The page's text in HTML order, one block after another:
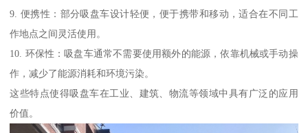
9. 便携性：部分吸盘车设计轻便，便于携带和移动，适合在不同工
作地点之间灵活使用。
10. 环保性：吸盘车通常不需要使用额外的能源，依靠机械或手动操
作，减少了能源消耗和环境污染。
这些特点使得吸盘车在工业、建筑、物流等领域中具有广泛的应用
价值。